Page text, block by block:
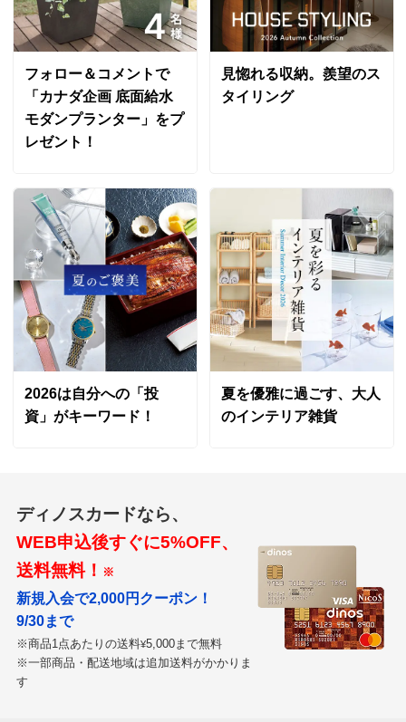
フォロー＆コメントで
「カナダ企画 底面給水
モダンプランター」をプ
レゼント！
見惚れる収納。羨望のス
タイリング
2026は自分への「投
資」がキーワード！
夏を優雅に過ごす、大人
のインテリア雑貨
ディノスカードなら、
WEB申込後すぐに5%OFF、
送料無料！ ※
新規入会で2,000円クーポン！
9/30まで
※商品1点あたりの送料¥5,000まで無料
※一部商品・配送地域は追加送料がかかりま
す